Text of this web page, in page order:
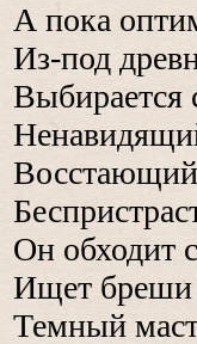
А пока
Из-под
Выбирается
Он обходит
Ищет бреши
Темный